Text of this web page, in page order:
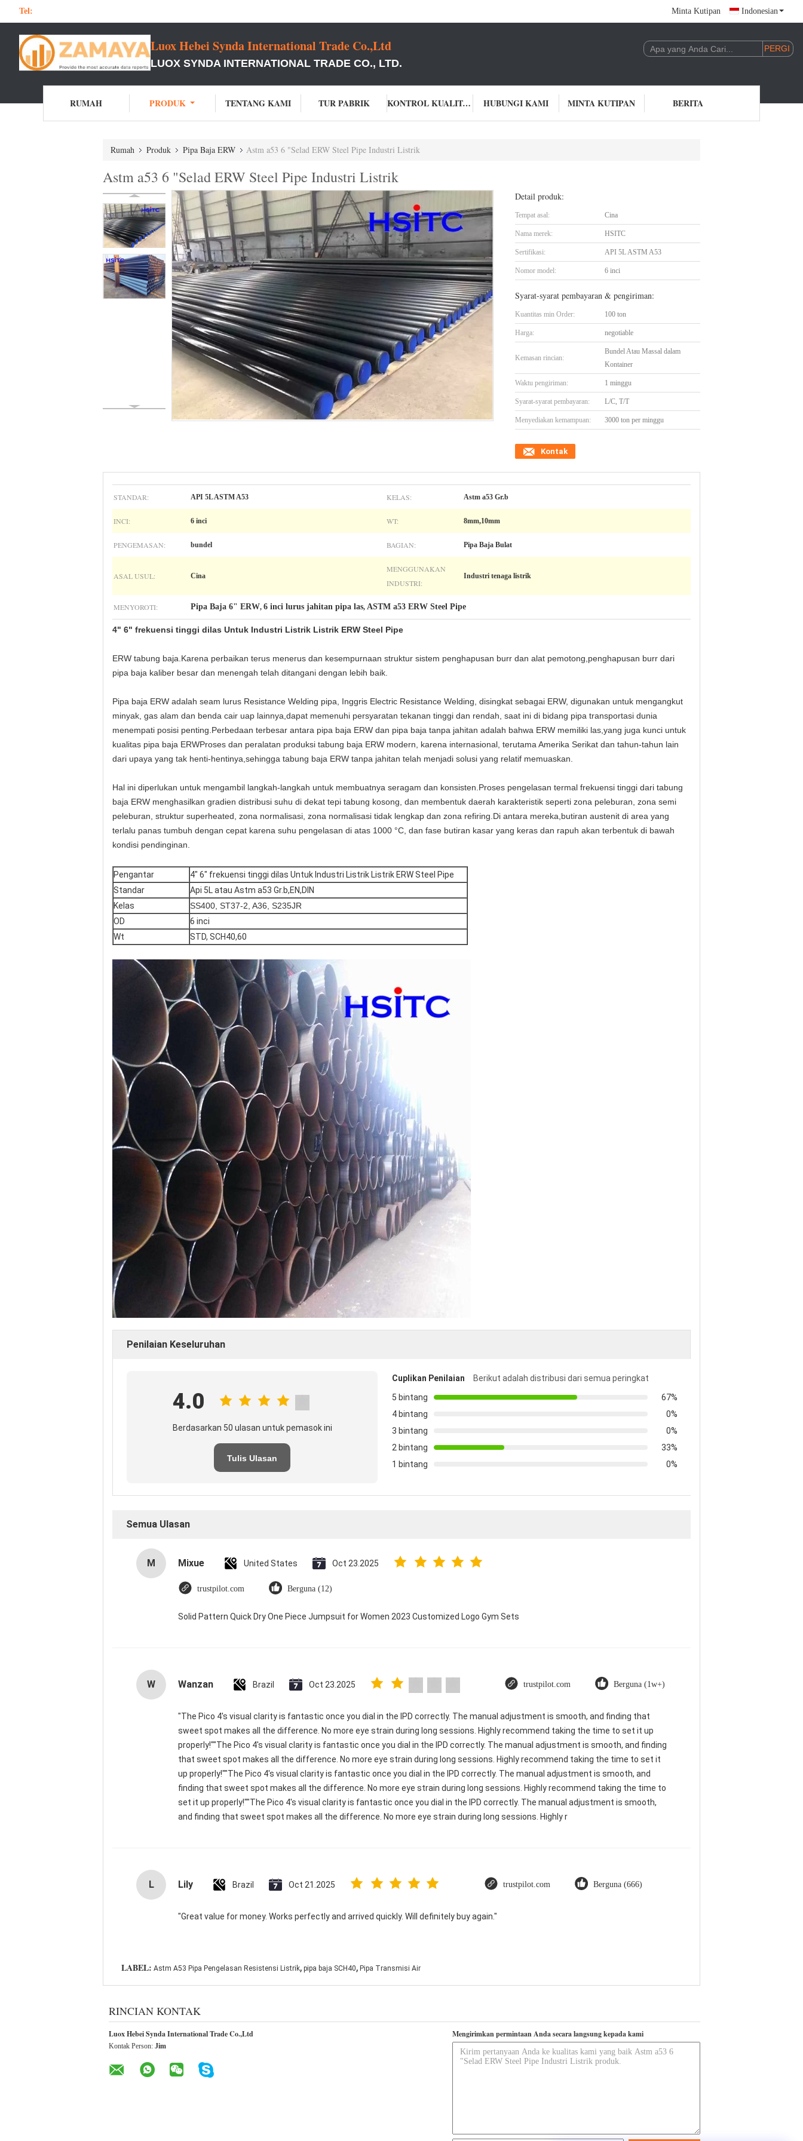
Tel: Minta Kutipan Indonesian
Luox Hebei Synda International Trade Co.,Ltd
LUOX SYNDA INTERNATIONAL TRADE CO., LTD.
RUMAH PRODUK TENTANG KAMI TUR PABRIK KONTROL KUALITAS HUBUNGI KAMI MINTA KUTIPAN BERITA
Rumah Produk Pipa Baja ERW Astm a53 6 "Selad ERW Steel Pipe Industri Listrik
Astm a53 6 "Selad ERW Steel Pipe Industri Listrik
Detail produk:
Tempat asal: Cina
Nama merek: HSITC
Sertifikasi: API 5L ASTM A53
Nomor model: 6 inci
Syarat-syarat pembayaran & pengiriman:
Kuantitas min Order: 100 ton
Harga: negotiable
Kemasan rincian:
Bundel Atau Massal dalam
Kontainer
Waktu pengiriman: 1 minggu
Syarat-syarat pembayaran: L/C, T/T
Menyediakan kemampuan: 3000 ton per minggu
Kontak
STANDAR: API 5L ASTM A53 KELAS: Astm a53 Gr.b
INCI: 6 inci WT: 8mm,10mm
PENGEMASAN: bundel BAGIAN: Pipa Baja Bulat
ASAL USUL: Cina
MENGGUNAKAN
INDUSTRI:
Industri tenaga listrik
MENYOROTI: Pipa Baja 6" ERW, 6 inci lurus jahitan pipa las, ASTM a53 ERW Steel Pipe
4" 6" frekuensi tinggi dilas Untuk Industri Listrik Listrik ERW Steel Pipe
ERW tabung baja.Karena perbaikan terus menerus dan kesempurnaan struktur sistem penghapusan burr dan alat pemotong,penghapusan burr dari
pipa baja kaliber besar dan menengah telah ditangani dengan lebih baik.
Pipa baja ERW adalah seam lurus Resistance Welding pipa, Inggris Electric Resistance Welding, disingkat sebagai ERW, digunakan untuk mengangkut
minyak, gas alam dan benda cair uap lainnya,dapat memenuhi persyaratan tekanan tinggi dan rendah, saat ini di bidang pipa transportasi dunia
menempati posisi penting.Perbedaan terbesar antara pipa baja ERW dan pipa baja tanpa jahitan adalah bahwa ERW memiliki las,yang juga kunci untuk
kualitas pipa baja ERWProses dan peralatan produksi tabung baja ERW modern, karena internasional, terutama Amerika Serikat dan tahun-tahun lain
dari upaya yang tak henti-hentinya,sehingga tabung baja ERW tanpa jahitan telah menjadi solusi yang relatif memuaskan.
Hal ini diperlukan untuk mengambil langkah-langkah untuk membuatnya seragam dan konsisten.Proses pengelasan termal frekuensi tinggi dari tabung
baja ERW menghasilkan gradien distribusi suhu di dekat tepi tabung kosong, dan membentuk daerah karakteristik seperti zona peleburan, zona semi
peleburan, struktur superheated, zona normalisasi, zona normalisasi tidak lengkap dan zona refiring.Di antara mereka,butiran austenit di area yang
terlalu panas tumbuh dengan cepat karena suhu pengelasan di atas 1000 °C, dan fase butiran kasar yang keras dan rapuh akan terbentuk di bawah
kondisi pendinginan.
Pengantar
4" 6" frekuensi tinggi dilas Untuk Industri Listrik Listrik ERW Steel Pipe
Standar
Api 5L atau Astm a53 Gr.b,EN,DIN
Kelas
SS400, ST37-2, A36, S235JR
OD
6 inci
Wt
STD, SCH40,60
Penilaian Keseluruhan
4.0
Berdasarkan 50 ulasan untuk pemasok ini
Tulis Ulasan
Cuplikan Penilaian
Berikut adalah distribusi dari semua peringkat
5 bintang
67%
4 bintang
0%
3 bintang
0%
2 bintang
33%
1 bintang
0%
Semua Ulasan
M Mixue United States Oct 23.2025
trustpilot.com Berguna (12)
Solid Pattern Quick Dry One Piece Jumpsuit for Women 2023 Customized Logo Gym Sets
W Wanzan Brazil Oct 23.2025 trustpilot.com Berguna (1w+)
"The Pico 4's visual clarity is fantastic once you dial in the IPD correctly. The manual adjustment is smooth, and finding that
sweet spot makes all the difference. No more eye strain during long sessions. Highly recommend taking the time to set it up
properly!""The Pico 4's visual clarity is fantastic once you dial in the IPD correctly. The manual adjustment is smooth, and finding
that sweet spot makes all the difference. No more eye strain during long sessions. Highly recommend taking the time to set it
up properly!""The Pico 4's visual clarity is fantastic once you dial in the IPD correctly. The manual adjustment is smooth, and
finding that sweet spot makes all the difference. No more eye strain during long sessions. Highly recommend taking the time to
set it up properly!""The Pico 4's visual clarity is fantastic once you dial in the IPD correctly. The manual adjustment is smooth,
and finding that sweet spot makes all the difference. No more eye strain during long sessions. Highly r
L Lily Brazil Oct 21.2025 trustpilot.com Berguna (666)
"Great value for money. Works perfectly and arrived quickly. Will definitely buy again."
LABEL: Astm A53 Pipa Pengelasan Resistensi Listrik, pipa baja SCH40, Pipa Transmisi Air
RINCIAN KONTAK
Luox Hebei Synda International Trade Co.,Ltd
Kontak Person: Jim
Mengirimkan permintaan Anda secara langsung kepada kami